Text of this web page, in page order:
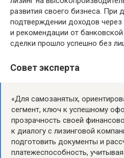
развития своего бизнеса. При
подтверждении доходов
и рекомендации от
сделки прошло успешно без
Совет эксперта
«Для самозанятых,
сегмент, ключ к успешному
прозрачность своей
к диалогу с лизинговой
подготовить документы и
платежеспособность,